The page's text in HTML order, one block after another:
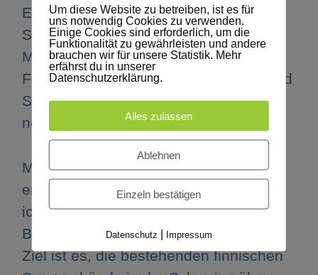
Eishockey und viele andere finnische
Sportarten in der Schweiz immer mehr
Menschen begeistern – Finninnen und
Finnen ebenso wie Schweizerinnen und
Schweizer – erfüllt mich mit Stolz und
neuer Energie.
Mit meiner neuen Aufgabe im
erweiterten Vorstand der SVFF möchte
ich genau dort ansetzen: bei der
Begeisterung, die wir alle teilen. Mein
Ziel ist es, die bestehenden finnischen
Um diese Website zu betreiben, ist es für
uns notwendig Cookies zu verwenden.
Einige Cookies sind erforderlich, um die
Funktionalität zu gewährleisten und andere
brauchen wir für unsere Statistik. Mehr
erfährst du in unserer
Datenschutzerklärung.
Alles zulassen
Ablehnen
Einzeln bestätigen
Datenschutz Impressum